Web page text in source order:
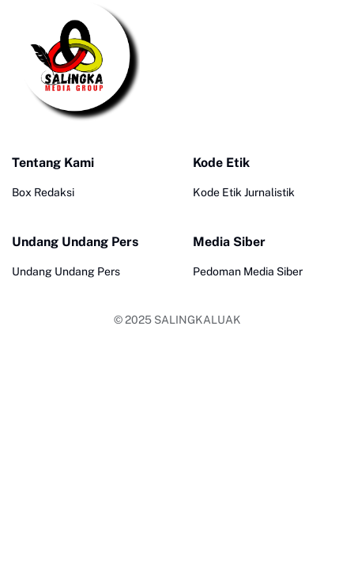
Tentang Kami
Box Redaksi
Kode Etik
Kode Etik Jurnalistik
Undang Undang Pers
Undang Undang Pers
Media Siber
Pedoman Media Siber
© 2025 SALINGKALUAK